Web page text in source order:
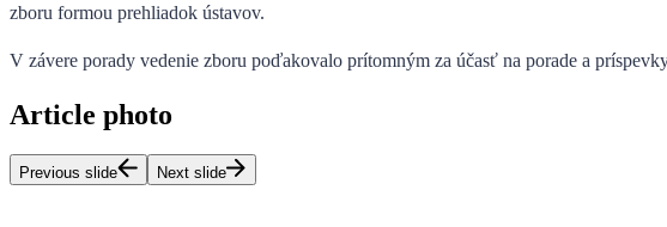
zboru formou prehliadok ústavov.
V závere porady vedenie zboru poďakovalo prítomným za účasť na porade a
Article photo
Previous slide Next slide